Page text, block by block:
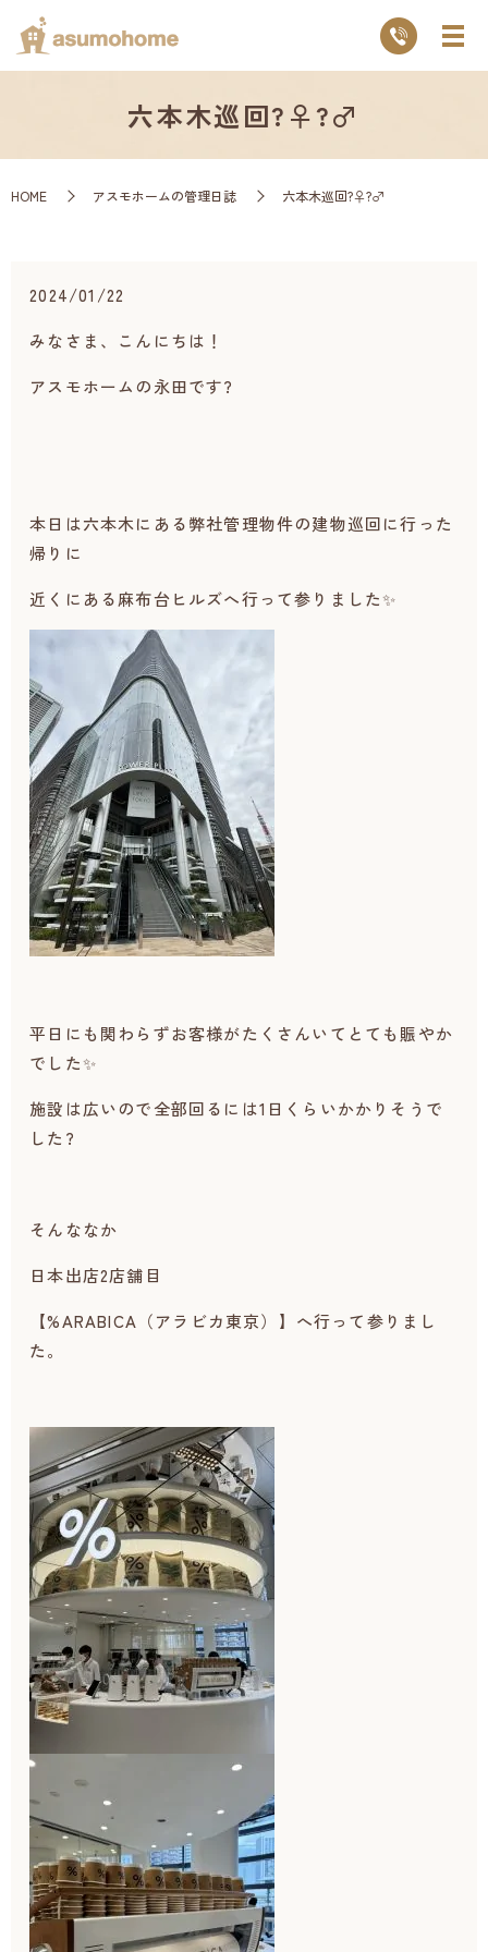
六本木巡回?‍♀️?‍♂️
HOME アスモホームの管理日誌 六本木巡回?‍♀️?‍♂️
2024/01/22
みなさま、こんにちは！
アスモホームの永田です?
本日は六本木にある弊社管理物件の建物巡回に行った
帰りに
近くにある麻布台ヒルズへ行って参りました✨
平日にも関わらずお客様がたくさんいてとても賑やか
でした✨
施設は広いので全部回るには1日くらいかかりそうで
した?
そんななか
日本出店2店舗目
【%ARABICA（アラビカ東京）】へ行って参りまし
た。